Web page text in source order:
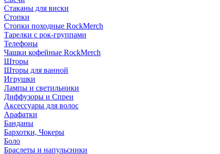
Стаканы для виски
Стопки
Стопки походные RockMerch
Тарелки с рок-группами
Телефоны
Чашки кофейные RockMerch
Шторы
Шторы для ванной
Игрушки
Лампы и светильники
Диффузоры и Спреи
Аксессуары для волос
Арафатки
Банданы
Бархотки, Чокеры
Боло
Браслеты и напульсники